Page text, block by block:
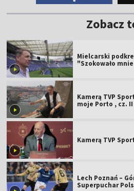
Zobacz
Mielcarski
"Szokowało
Kamerą TVP
moje Porto , cz. II
Kamerą TVP
Lech Poznań –
Superpuchar